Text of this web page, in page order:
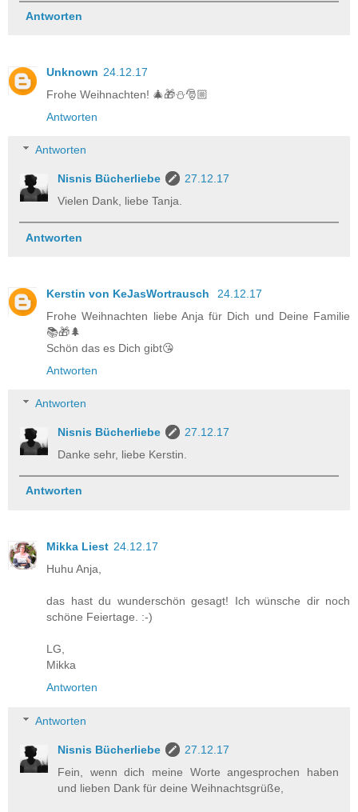
Antworten
Unknown 24.12.17
Frohe Weihnachten! 🎄🎁⛄️🎅🏼
Antworten
Antworten
Nisnis Bücherliebe
27.12.17
Vielen Dank, liebe Tanja.
Antworten
Kerstin von KeJasWortrausch
24.12.17
Frohe Weihnachten liebe Anja für Dich und Deine Familie
📚🎁🌲
Schön das es Dich gibt😘
Antworten
Antworten
Nisnis Bücherliebe
27.12.17
Danke sehr, liebe Kerstin.
Antworten
Mikka Liest 24.12.17
Huhu Anja,
das hast du wunderschön gesagt! Ich wünsche dir noch
schöne Feiertage. :-)
LG,
Mikka
Antworten
Antworten
Nisnis Bücherliebe
27.12.17
Fein, wenn dich meine Worte angesprochen haben
und lieben Dank für deine Weihnachtsgrüße,